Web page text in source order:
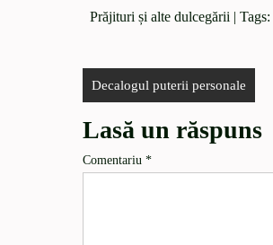
Prăjituri și alte dulcegării | Tags:
Decalogul puterii personale
Lasă un răspuns
Comentariu *